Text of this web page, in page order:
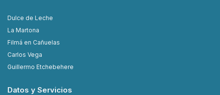
Dulce de Leche
La Martona
Filmá en Cañuelas
Carlos Vega
Guillermo Etchebehere
Datos y Servicios